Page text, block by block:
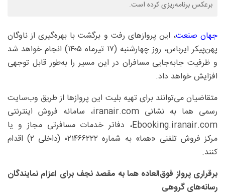
برعکس برنامه‌ریزی کرده است.
جهان صنعت، این پروازهای رفت و برگشت با بهره‌گیری از ناوگان
پهن‌پیکر ایرباس، روز چهارشنبه (۱۷ تیرماه ۱۴۰۵) انجام خواهد شد
و ظرفیت جابه‌جایی مسافران در این مسیر را به‌طور قابل توجهی
افزایش خواهد داد.
متقاضیان می‌توانند برای تهیه بلیت این پروازها از طریق وب‌سایت
رسمی هما به نشانی iranair.com، سامانه فروش اینترنتی
Ebooking.iranair.com، دفاتر خدمات مسافرتی مجاز و یا
مرکز فروش تلفنی «هما» به شماره ۰۲۱۴۶۶۲۲۲ (داخلی ۲) اقدام
کنند.
برقراری پرواز فوق‌العاده هما به مقصد نجف برای اعزام نمایندگان
رسانه‌های گروهی